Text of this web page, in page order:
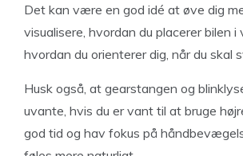
Det kan være en god idé at øve dig
visualisere, hvordan du placerer bilen i
hvordan du orienterer dig, når du skal
Husk også, at gearstangen og
uvante, hvis du er vant til at bruge
god tid og hav fokus på